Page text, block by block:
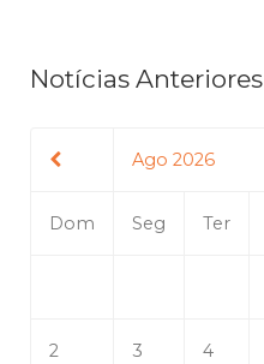
Notícias Anteriores
Ago 2026
Dom Seg Ter
2 3 4